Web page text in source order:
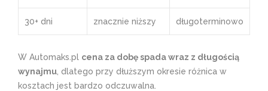
30+ dni znacznie niższy długoterminowo
W Automaks.pl cena za dobę spada wraz z długością
wynajmu , dlatego przy dłuższym okresie różnica w
kosztach jest bardzo odczuwalna.